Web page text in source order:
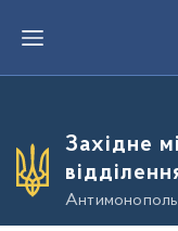
е
о
о
Західне